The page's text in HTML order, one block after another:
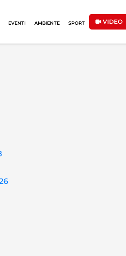
EVENTI AMBIENTE SPORT VIDEO